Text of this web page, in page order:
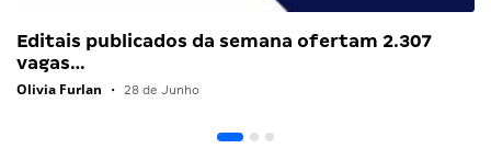
Editais publicados da semana ofertam 2.307
vagas…
Olivia Furlan • 28 de Junho